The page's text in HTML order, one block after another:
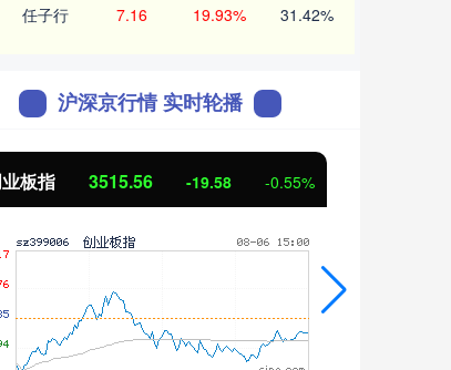
任子行 7.16 19.93% 31.42%
沪深京行情 实时轮播
板指 3515.56 -19.58 -0.55%